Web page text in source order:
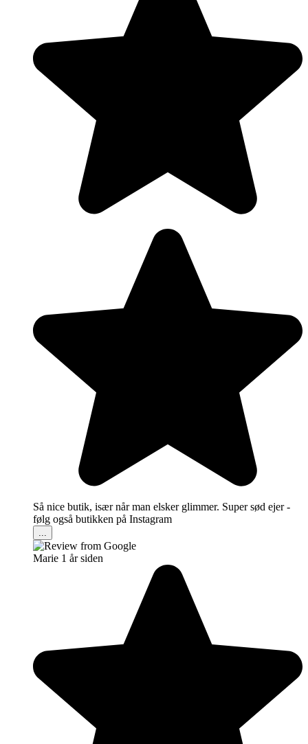
Så nice butik, især når man elsker glimmer. Super sød ejer -
følg også butikken på Instagram
...
Marie 1 år siden